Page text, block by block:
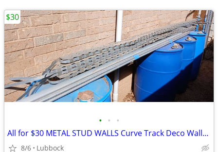
• • •
All for $30 METAL STUD WALLS Curve Track Deco Walls 10 ft Sections
8/6 Lubbock
$30